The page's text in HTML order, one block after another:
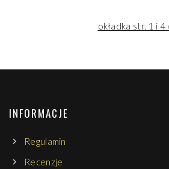
zapoznać się z szeroką
oczekującymi - często bezskutecznie –
okładka str. 1 i 4
INFORMACJE
Regulamin
Recenzje